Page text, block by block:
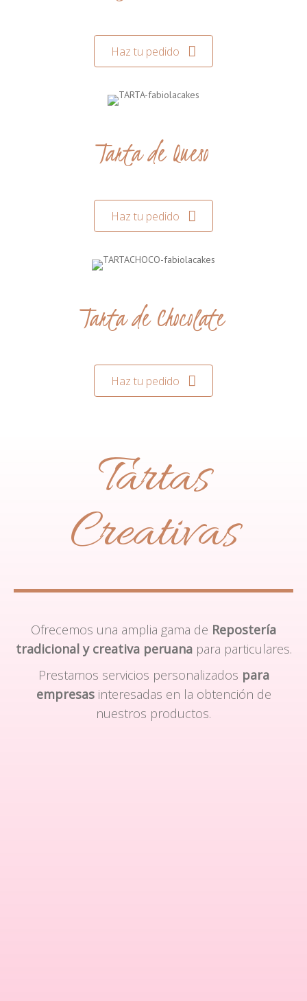
Haz tu pedido
Tarta de Queso
Haz tu pedido
Tarta de Chocolate
Haz tu pedido
Tartas
Creativas
Ofrecemos una amplia gama de Repostería
tradicional y creativa peruanapara particulares.
Prestamos servicios personalizados para
empresasinteresadas en la obtención de
nuestros productos.